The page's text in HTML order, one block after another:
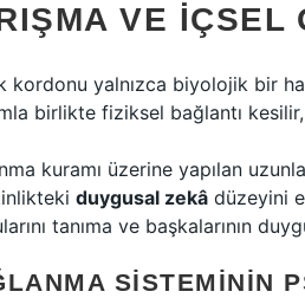
VE İÇSEL
kordonu yalnızca biyolojik bir
birlikte fiziksel bağlantı
kuramı üzerine yapılan
duygusal zekâ düzeyini
tanıma ve başkalarının
SISTEMININ